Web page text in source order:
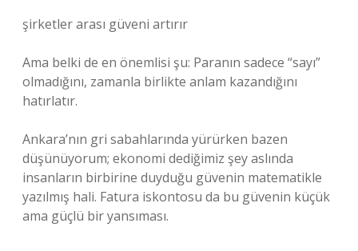
şirketler arası güveni artırır
Ama belki de en önemlisi şu: Paranın sadece “sayı”
olmadığını, zamanla birlikte anlam kazandığını
hatırlatır.
Ankara’nın gri sabahlarında yürürken bazen
düşünüyorum; ekonomi dediğimiz şey aslında
insanların birbirine duyduğu güvenin matematikle
yazılmış hali. Fatura iskontosu da bu güvenin küçük
ama güçlü bir yansıması.